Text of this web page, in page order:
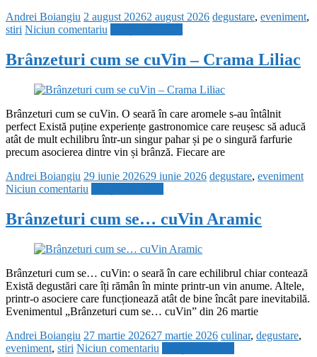
Andrei Boiangiu 2 august 20262 august 2026 degustare, eveniment,
stiri Niciun comentariu
Brânzeturi cum se cuVin – Crama Liliac
Brânzeturi cum se cuVin. O seară în care aromele s-au întâlnit
perfect Există puține experiențe gastronomice care reușesc să aducă
atât de mult echilibru într-un singur pahar și pe o singură farfurie
precum asocierea dintre vin și brânză. Fiecare are
Andrei Boiangiu 29 iunie 202629 iunie 2026 degustare, eveniment
Niciun comentariu
Brânzeturi cum se… cuVin Aramic
Brânzeturi cum se… cuVin: o seară în care echilibrul chiar contează
Există degustări care îți rămân în minte printr-un vin anume. Altele,
printr-o asociere care funcționează atât de bine încât pare inevitabilă.
Evenimentul „Brânzeturi cum se… cuVin” din 26 martie
Andrei Boiangiu 27 martie 202627 martie 2026 culinar, degustare,
eveniment, stiri Niciun comentariu